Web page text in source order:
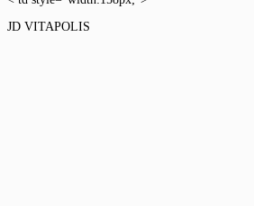
JD VITAPOLIS